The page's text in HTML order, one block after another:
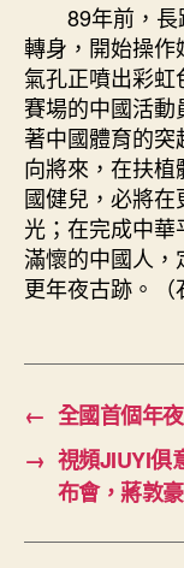
89年前，長
轉身，開始操
氣孔正噴出彩
賽場的中國活
著中國體育的
向將來，在扶
國健兒，必將
光；在完成中
滿懷的中國人
更年夜古跡。（
← 全國首個年
→ 視頻JIUYI俱
布會，蔣敦